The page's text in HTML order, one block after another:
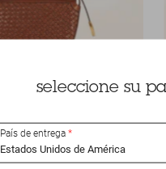
seleccione su
País de entrega